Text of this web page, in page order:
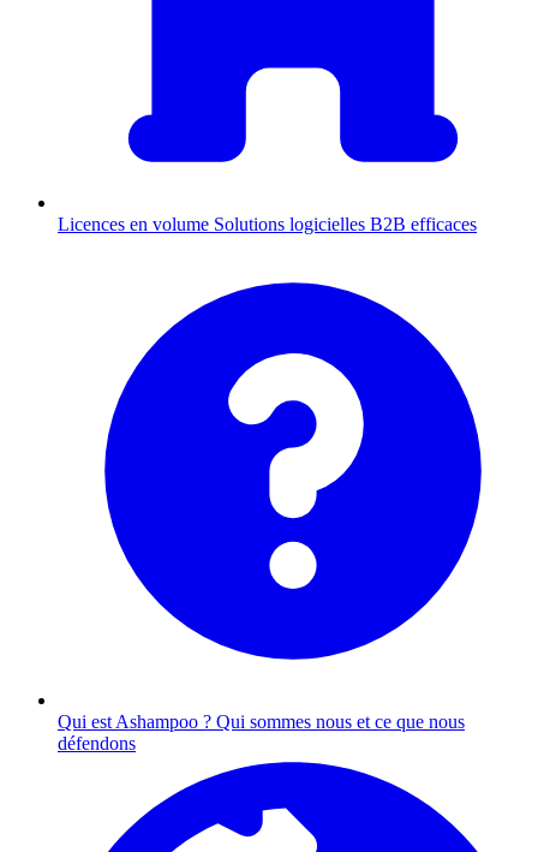
Licences en volume Solutions logicielles B2B efficaces
Qui est Ashampoo ? Qui sommes nous et ce que nous
défendons